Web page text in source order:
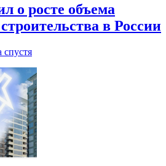
о росте объема
в России
спустя